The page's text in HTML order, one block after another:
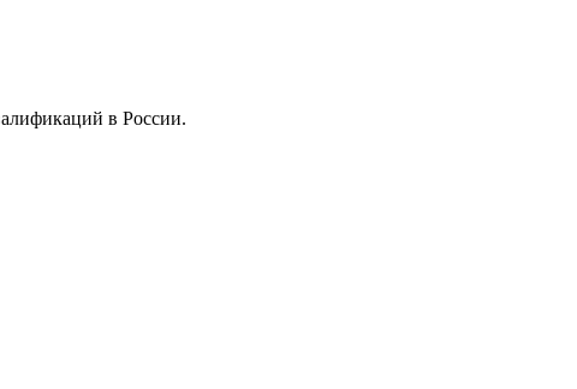
в России.